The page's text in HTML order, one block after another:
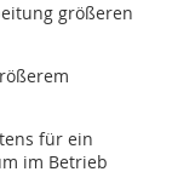
größeren
für ein
im Betrieb